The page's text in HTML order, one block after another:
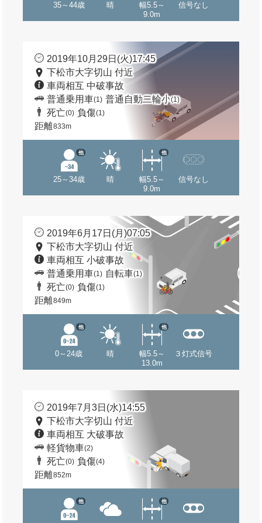
35～44歳 晴
幅5.5～
9.0m
信号なし
2019年10月29日(火)17:45
下松市大字切山 付近
車両相互 中破事故
普通乗用車(1) 普通自動二輪小(1)
死亡(0) 負傷(1)
距離833m
25～34歳
他
晴
幅5.5～
9.0m
他
信号なし
2019年6月17日(月)07:05
下松市大字切山 付近
車両相互 小破事故
普通乗用車(1) 自転車(1)
死亡(0) 負傷(1)
距離849m
0～24歳
他
晴
幅5.5～
13.0m
他
３灯式信号
2019年7月3日(水)14:55
下松市大字切山 付近
車両相互 大破事故
軽貨物車(2)
死亡(0) 負傷(4)
距離852m
他 他